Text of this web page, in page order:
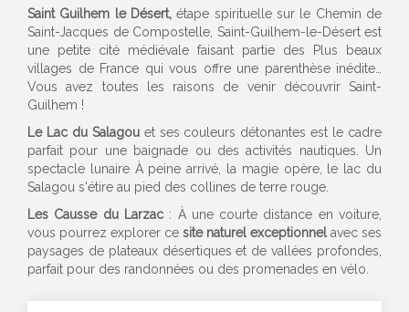
Saint Guilhem le Désert,étape spirituelle sur le Chemin de
Saint-Jacques de Compostelle, Saint-Guilhem-le-Désert est
une petite cité médiévale faisant partie des Plus beaux
villages de France qui vous offre une parenthèse inédite…
Vous avez toutes les raisons de venir découvrir Saint-
Guilhem !
Le Lac du Salagou et ses couleurs détonantes est le cadre
parfait pour une baignade ou des activités nautiques. Un
spectacle lunaire À peine arrivé, la magie opère, le lac du
Salagou s'étire au pied des collines de terre rouge.
Les Causse du Larzac: À une courte distance en voiture,
vous pourrez explorer ce site naturel exceptionnelavec ses
paysages de plateaux désertiques et de vallées profondes,
parfait pour des randonnées ou des promenades en vélo.